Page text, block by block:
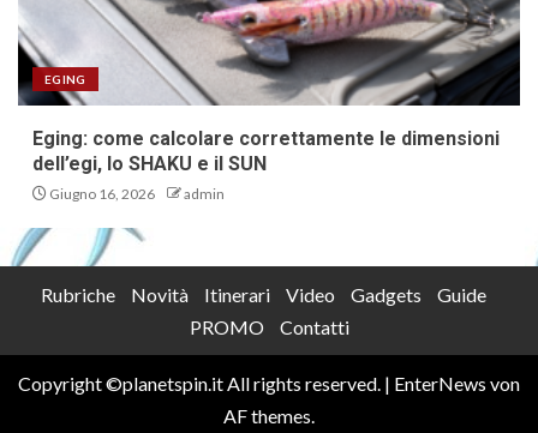
EGING
Eging: come calcolare correttamente le dimensioni
dell’egi, lo SHAKU e il SUN
Giugno 16, 2026 admin
Rubriche Novità Itinerari Video Gadgets
Guide
PROMO
Contatti
Copyright ©planetspin.it All rights reserved. | EnterNews von
AF themes.